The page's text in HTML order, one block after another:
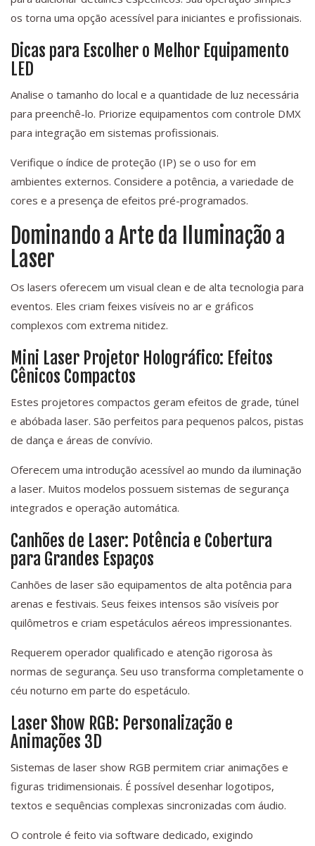
os torna uma opção acessível para iniciantes e profissionais.
Dicas para Escolher o Melhor Equipamento
LED
Analise o tamanho do local e a quantidade de luz necessária
para preenchê-lo. Priorize equipamentos com controle DMX
para integração em sistemas profissionais.
Verifique o índice de proteção (IP) se o uso for em
ambientes externos. Considere a potência, a variedade de
cores e a presença de efeitos pré-programados.
Dominando a Arte da Iluminação a
Laser
Os lasers oferecem um visual clean e de alta tecnologia para
eventos. Eles criam feixes visíveis no ar e gráficos
complexos com extrema nitidez.
Mini Laser Projetor Holográfico: Efeitos
Cênicos Compactos
Estes projetores compactos geram efeitos de grade, túnel
e abóbada laser. São perfeitos para pequenos palcos, pistas
de dança e áreas de convívio.
Oferecem uma introdução acessível ao mundo da iluminação
a laser. Muitos modelos possuem sistemas de segurança
integrados e operação automática.
Canhões de Laser: Potência e Cobertura
para Grandes Espaços
Canhões de laser são equipamentos de alta potência para
arenas e festivais. Seus feixes intensos são visíveis por
quilômetros e criam espetáculos aéreos impressionantes.
Requerem operador qualificado e atenção rigorosa às
normas de segurança. Seu uso transforma completamente o
céu noturno em parte do espetáculo.
Laser Show RGB: Personalização e
Animações 3D
Sistemas de laser show RGB permitem criar animações e
figuras tridimensionais. É possível desenhar logotipos,
textos e sequências complexas sincronizadas com áudio.
O controle é feito via software dedicado, exigindo